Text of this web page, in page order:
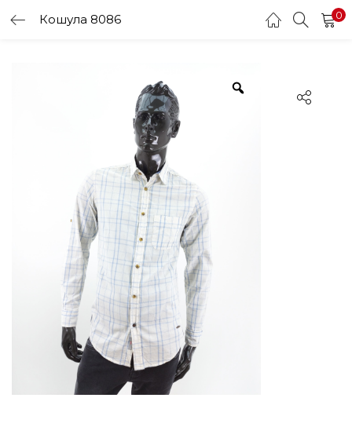
Кошула 8086 0
LOGIN
Enter your username and password to login.
Remember me
Login
Lost password?